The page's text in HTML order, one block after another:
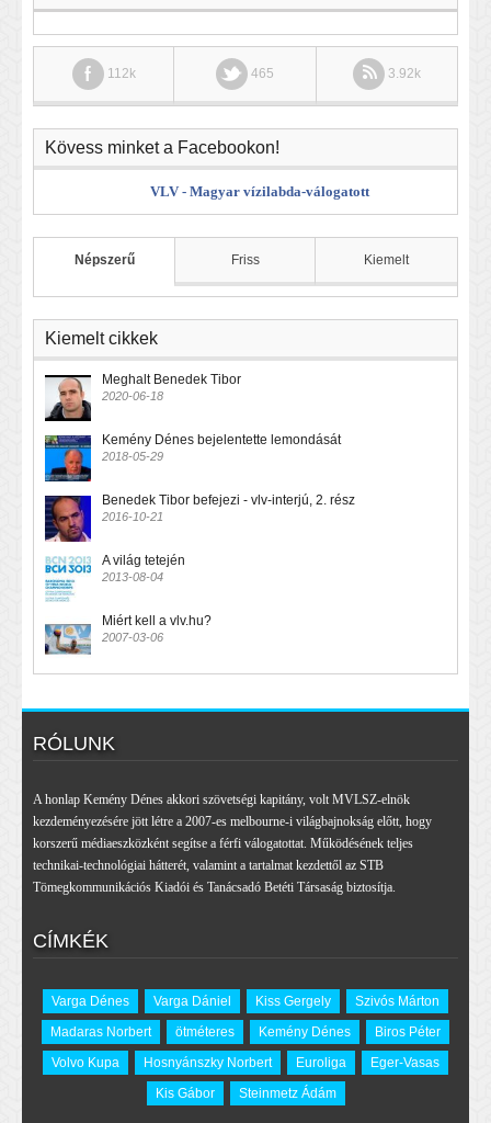
112k 465 3.92k
Kövess minket a Facebookon!
VLV - Magyar vízilabda-válogatott
Népszerű Friss Kiemelt
Kiemelt cikkek
Meghalt Benedek Tibor
2020-06-18
Kemény Dénes bejelentette lemondását
2018-05-29
Benedek Tibor befejezi - vlv-interjú, 2. rész
2016-10-21
A világ tetején
2013-08-04
Miért kell a vlv.hu?
2007-03-06
RÓLUNK
A honlap Kemény Dénes akkori szövetségi kapitány, volt MVLSZ-elnök
kezdeményezésére jött létre a 2007-es melbourne-i világbajnokság előtt, hogy
korszerű médiaeszközként segítse a férfi válogatottat. Működésének teljes
technikai-technológiai hátterét, valamint a tartalmat kezdettől az STB
Tömegkommunikációs Kiadói és Tanácsadó Betéti Társaság biztosítja.
CÍMKÉK
Varga Dénes Varga Dániel Kiss Gergely
Szivós Márton
Madaras Norbert
ötméteres Kemény Dénes
Biros Péter
Volvo Kupa
Hosnyánszky Norbert Euroliga
Eger-Vasas
Kis Gábor
Steinmetz Ádám